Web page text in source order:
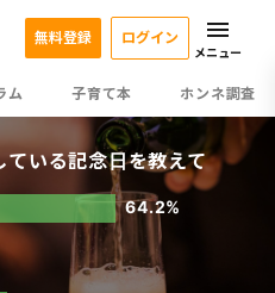
ム 子育て本 ホンネ調査
無料登録 ログイン
メニュー
ている記念日を教えて
64.2%